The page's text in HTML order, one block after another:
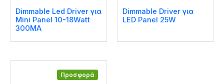
Dimmable Led Driver για
Mini Panel 10-18Watt
300MA
Dimmable Driver για
LED Panel 25W
Προσφορά